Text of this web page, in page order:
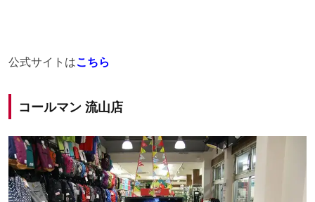
公式サイトはこちら
コールマン 流山店